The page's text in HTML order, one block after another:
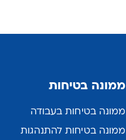
ממונה בטיחות
ממונה בטיחות בעבודה
ממונה בטיחות להתנהגות